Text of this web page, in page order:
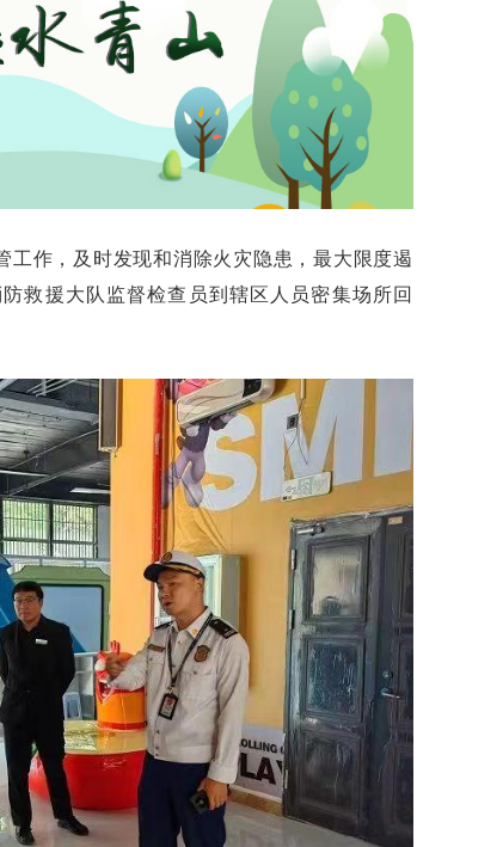
作，及时发现和消除火灾隐患，最大限度遏
救援大队监督检查员到辖区人员密集场所回